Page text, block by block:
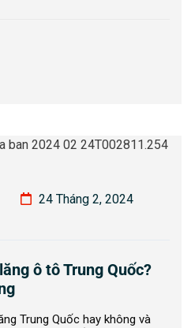
24 Tháng 2, 2024
ô tô Trung Quốc?
Trung Quốc hay không và